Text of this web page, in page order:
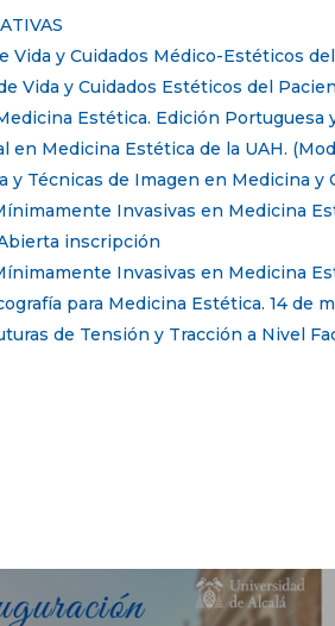
Vida y Cuidados Médico-Estéticos
Vida y Cuidados Estéticos del
Estética. Edición
en Medicina Estética de la UAH.
y Técnicas de Imagen en Medicina
Invasivas en Medicina
inscripción
Invasivas en Medicina
para Medicina Estética. 14 de
de Tensión y Tracción a Nivel